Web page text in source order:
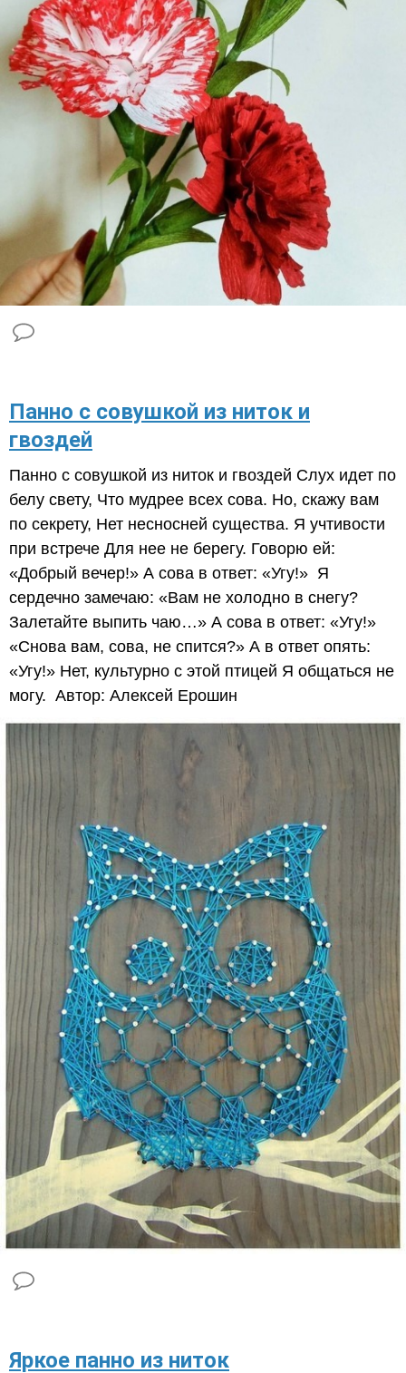
Панно с совушкой из ниток и
гвоздей
Панно с совушкой из ниток и гвоздей Слух идет по
белу свету, Что мудрее всех сова. Но, скажу вам
по секрету, Нет несносней существа. Я учтивости
при встрече Для нее не берегу. Говорю ей:
«Добрый вечер!» А сова в ответ: «Угу!» Я
сердечно замечаю: «Вам не холодно в снегу?
Залетайте выпить чаю…» А сова в ответ: «Угу!»
«Снова вам, сова, не спится?» А в ответ опять:
«Угу!» Нет, культурно с этой птицей Я общаться не
могу. Автор: Алексей Ерошин
Яркое панно из ниток